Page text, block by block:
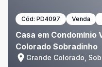
Cód: PD4097 Venda
Casa em Condomínio
Colorado Sobradinho
Grande Colorado,